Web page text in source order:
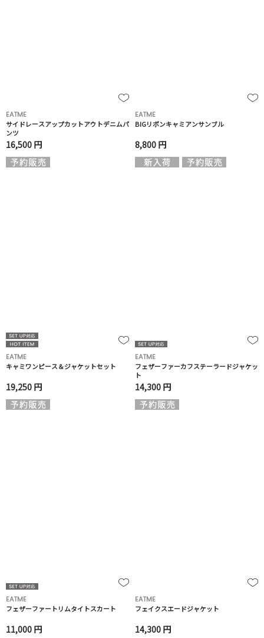
EATME
サイドレースアップカットアウトデニムパ
ンツ
16,500 円
EATME
BIGリボンキャミアンサンブル
8,800 円
EATME
キャミワンピース＆ジャケットセット
19,250 円
EATME
フェザーファーカフステーラードジャケッ
ト
14,300 円
EATME
フェザーファートリムタイトスカート
11,000 円
EATME
フェイクスエードジャケット
14,300 円